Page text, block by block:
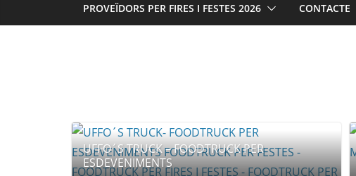
PROVEÏDORS PER FIRES I FESTES 2026 CONTACTE
UFFO´S TRUCK – FOODTRUCK PER
ESDEVENIMENTS